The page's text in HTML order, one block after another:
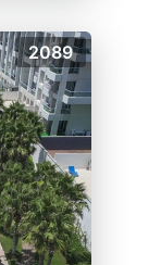
2089